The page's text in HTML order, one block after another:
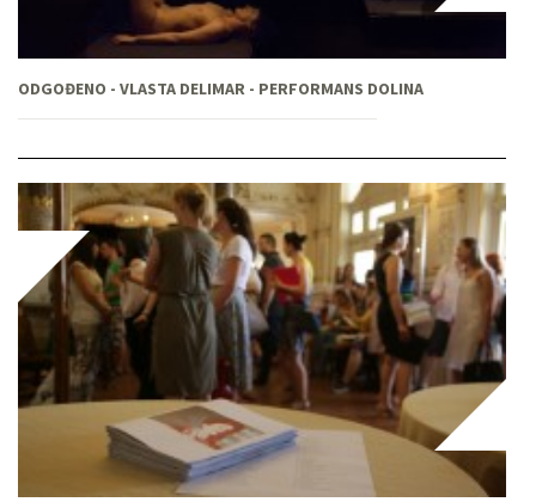
ODGOĐENO - VLASTA DELIMAR - PERFORMANS DOLINA